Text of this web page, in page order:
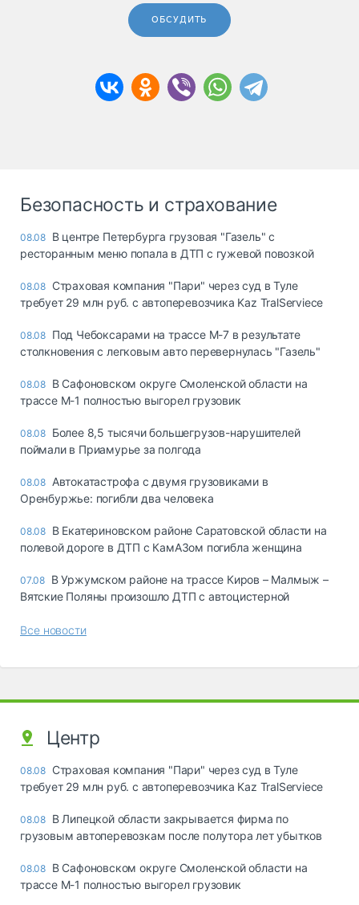
ОБСУДИТЬ
Безопасность и страхование
08.08 В центре Петербурга грузовая "Газель" с
ресторанным меню попала в ДТП с гужевой повозкой
08.08 Страховая компания "Пари" через суд в Туле
требует 29 млн руб. с автоперевозчика Kaz TralServiece
08.08 Под Чебоксарами на трассе М-7 в результате
столкновения с легковым авто перевернулась "Газель"
08.08 В Сафоновском округе Смоленской области на
трассе М-1 полностью выгорел грузовик
08.08 Более 8,5 тысячи большегрузов-нарушителей
поймали в Приамурье за полгода
08.08 Автокатастрофа с двумя грузовиками в
Оренбуржье: погибли два человека
08.08 В Екатериновском районе Саратовской области на
полевой дороге в ДТП с КамАЗом погибла женщина
07.08 В Уржумском районе на трассе Киров – Малмыж –
Вятские Поляны произошло ДТП с автоцистерной
Все новости
Центр
08.08 Страховая компания "Пари" через суд в Туле
требует 29 млн руб. с автоперевозчика Kaz TralServiece
08.08 В Липецкой области закрывается фирма по
грузовым автоперевозкам после полутора лет убытков
08.08 В Сафоновском округе Смоленской области на
трассе М-1 полностью выгорел грузовик